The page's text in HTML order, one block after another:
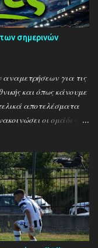
σημερινών
για τις
και όπως κάνουμε
αποτελέσματα
οι ομάδες) ....
- Αγ. Αθανάσιος 5-1
- Προσοτσάνη 2-1